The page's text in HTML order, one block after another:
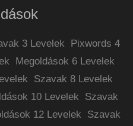
3 Levelek
Pixwords 4
Megoldások 6 Levelek
Szavak 8 Levelek
10 Levelek
Szavak
12 Levelek
Szavak